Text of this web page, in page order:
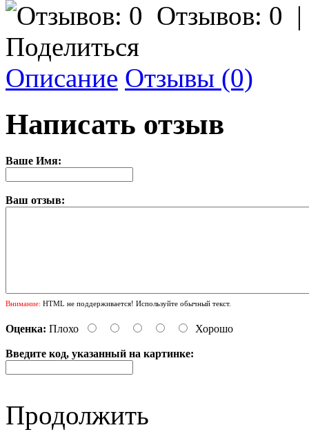
Отзывов: 0
Поделиться
Описание Отзывы (0)
Написать отзыв
Ваше Имя:
Ваш отзыв:
Внимание: HTML не поддерживается! Используйте обычный текст.
Оценка: Плохо Хорошо
Введите код, указанный на картинке:
Продолжить